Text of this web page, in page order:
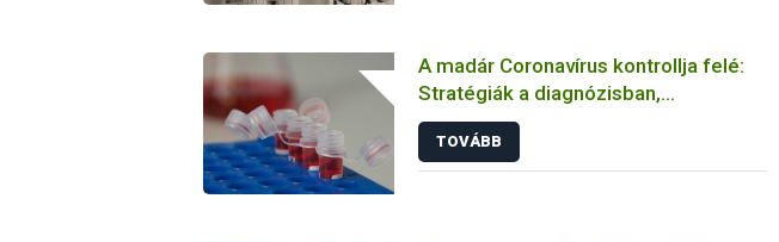
A madár Coronavírus kontrollja felé:
Stratégiák a diagnózisban,
megelőzésben és vakcinálásban
TOVÁBB